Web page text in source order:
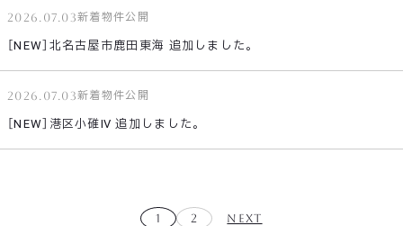
2026.07.03新着物件公開
［NEW］北名古屋市鹿田東海 追加しました。
2026.07.03新着物件公開
［NEW］港区小碓Ⅳ 追加しました。
1 2 NEXT